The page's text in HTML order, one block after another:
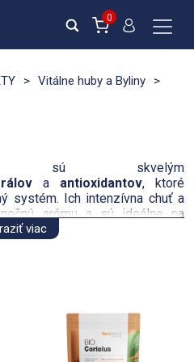
0
> Vitálne huby a Byliny
>
sú skvelým
a antioxidantov, ktoré
systém. Ich intenzívna chuť a
arómu a sú ideálne na
jedál.
a antioxidantov
polievok omáčok a hlavných
viac